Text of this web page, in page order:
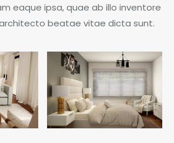
eaque ipsa, quae ab illo inventore
beatae vitae dicta sunt.